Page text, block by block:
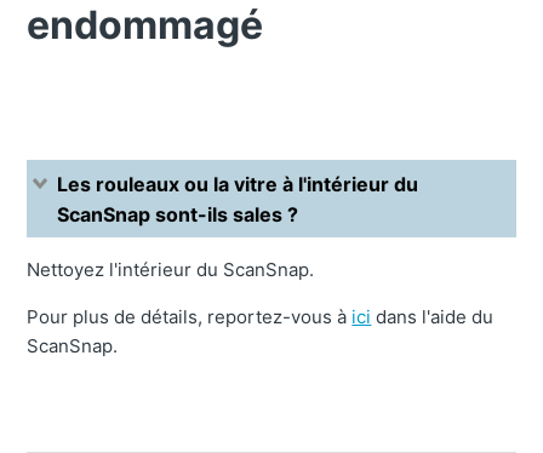
endommagé
Les rouleaux ou la vitre à l'intérieur du
ScanSnap sont-ils sales ?
Nettoyez l'intérieur du ScanSnap.
Pour plus de détails, reportez-vous à ici dans l'aide du
ScanSnap.